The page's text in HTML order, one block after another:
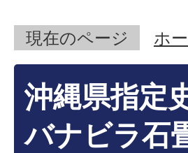
現在のページ ホ
沖縄県指定
バナビラ石